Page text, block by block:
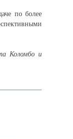
по более
Коломбо и